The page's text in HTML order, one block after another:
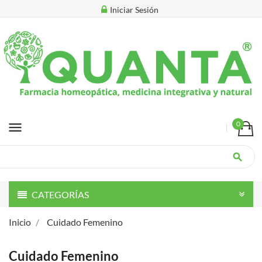
Iniciar Sesión
menu 0
search
CATEGORÍAS
Inicio Cuidado Femenino
Cuidado Femenino